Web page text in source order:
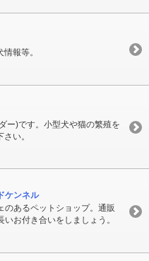
報等。
ー)です。小型犬や猫の繁殖を
い。
ケンネル
のあるペットショップ。通販
お付き合いをしましょう。